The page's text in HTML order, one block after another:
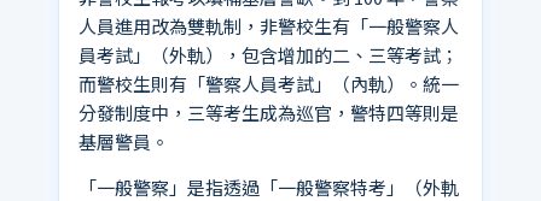
人員進用改為雙軌制，非警校生有「一般警察人
員考試」（外軌），包含增加的二、三等考試；
而警校生則有「警察人員考試」（內軌）。統一
分發制度中，三等考生成為巡官，警特四等則是
基層警員。
「一般警察」是指透過「一般警察特考」（外軌